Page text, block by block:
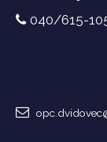
040/615-